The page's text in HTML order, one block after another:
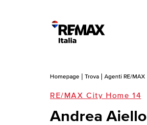
Homepage Trova Agenti RE/MAX
RE/MAX City Home 14
Andrea Aiello